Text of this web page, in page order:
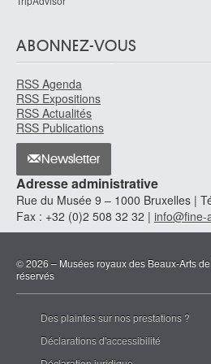
ABONNEZ-VOUS
RSS Agenda
RSS Expositions
RSS Actualités
RSS Publications
Newsletter
Adresse administrative
Rue du Musée 9 – 1000 Bruxelles |
Fax : +32 (0)2 508 32 32 |
© 2026 – Musées royaux des Beaux-Arts
réservés
Des plaintes sur nos prestations ?
Déclarations d'accessibilité